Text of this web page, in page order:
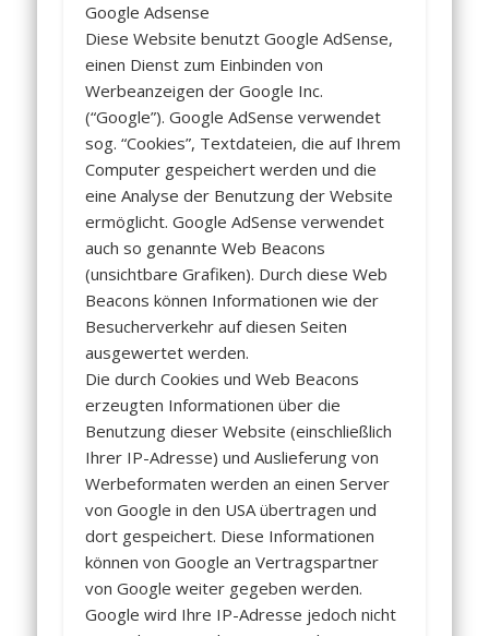
Google Adsense
Diese Website benutzt Google AdSense,
einen Dienst zum Einbinden von
Werbeanzeigen der Google Inc.
(“Google”). Google AdSense verwendet
sog. “Cookies”, Textdateien, die auf Ihrem
Computer gespeichert werden und die
eine Analyse der Benutzung der Website
ermöglicht. Google AdSense verwendet
auch so genannte Web Beacons
(unsichtbare Grafiken). Durch diese Web
Beacons können Informationen wie der
Besucherverkehr auf diesen Seiten
ausgewertet werden.
Die durch Cookies und Web Beacons
erzeugten Informationen über die
Benutzung dieser Website (einschließlich
Ihrer IP-Adresse) und Auslieferung von
Werbeformaten werden an einen Server
von Google in den USA übertragen und
dort gespeichert. Diese Informationen
können von Google an Vertragspartner
von Google weiter gegeben werden.
Google wird Ihre IP-Adresse jedoch nicht